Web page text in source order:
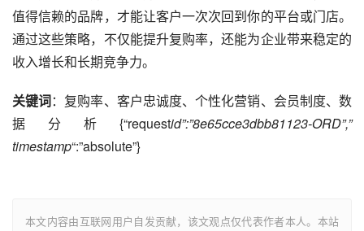
值得信赖的品牌，才能让客户一次次回到你的平台或门店。
通过这些策略，不仅能提升复购率，还能为企业带来稳定的
收入增长和长期竞争力。
关键词：复购率、客户忠诚度、个性化营销、会员制度、数
据分析{“requestid”:”8e65cce3dbb81123-ORD”,”
timestamp“:”absolute”}
本文内容由互联网用户自发贡献，该文观点仅代表作者本人。本站